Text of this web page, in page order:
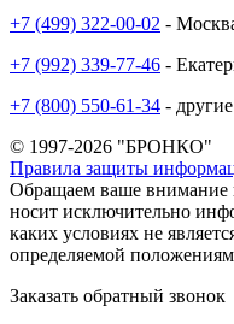
+7 (499) 322-00-02 -
+7 (992) 339-77-46 -
+7 (800) 550-61-34 -
© 1997-2026 "БРОНКО"
Правила защиты
Обращаем ваше внимание
носит исключительно
каких условиях не
определяемой
Заказать обратный звонок